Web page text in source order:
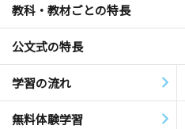
教科・教材ごとの特長
公文式の特長
学習の流れ
無料体験学習